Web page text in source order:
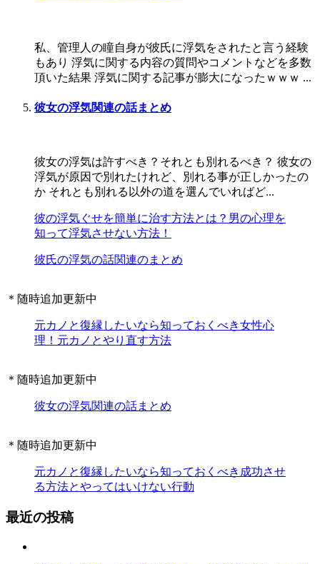
私、管理人の瞳自身が彼氏に浮気をされたと言う経験
もあり 浮気に関する内容の質問やコメントなどを多数
頂いた結果 浮気に関する記事が膨大になったｗｗｗ ...
彼女の浮気関連の話まとめ
彼女の浮気は許すべき？それとも別れるべき？ 彼女の
浮気が原因で別れたけれど、別れる事が正しかったの
か それとも別れる以外の道を選んでいればど...
彼の浮気ぐせを簡単に治す方法とは？男の心理を
知って浮気させない方法！
彼氏の浮気の話関連のまとめ
＊随時追加更新中
元カノと復縁したいなら知っておくべき女性心
理！元カノとやり直す方法
＊随時追加更新中
彼女の浮気関連の話まとめ
＊随時追加更新中
元カノと復縁したいなら知っておくべき成功させ
る方法とやってはいけない行動
最近の投稿